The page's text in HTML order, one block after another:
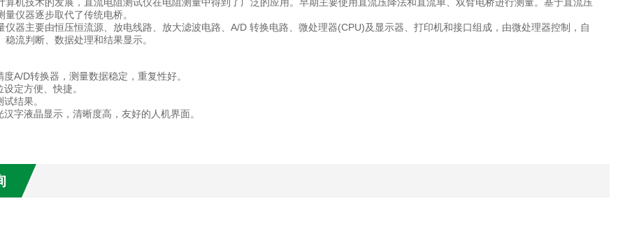
量仪器逐步取代了传统电桥。
仪器主要由恒压恒流源、放电线路、放大滤波电路、A/D 转换电路、微处理器(CPU)及显示器、打印机和接口组成，由微处理器控制，自
稳流判断、数据处理和结果显示。
度A/D转换器，测量数据稳定，重复性好。
定方便、快捷。
结果。
字液晶显示，清晰度高，友好的人机界面。